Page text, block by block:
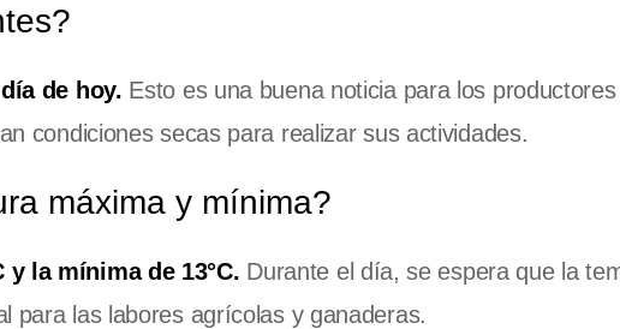
de hoy. Esto es una buena noticia para los
condiciones secas para realizar sus actividades.
máxima y mínima?
y la mínima de 13°C. Durante el día, se espera que la
para las labores agrícolas y ganaderas.